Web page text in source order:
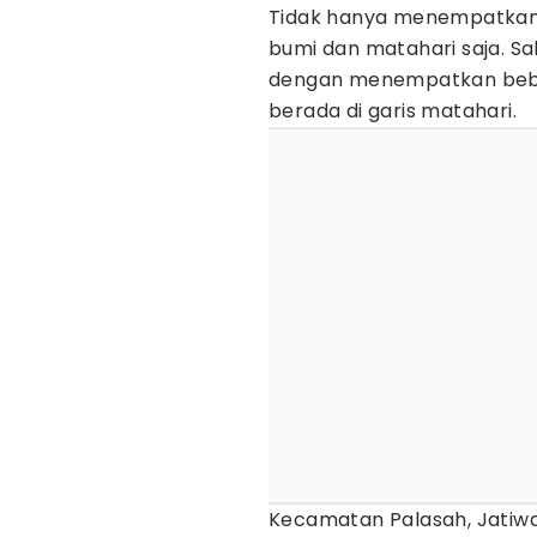
Tidak hanya
bumi dan matahari saja.
dengan menempatkan
berada di garis matahari.
Kecamatan Palasah,